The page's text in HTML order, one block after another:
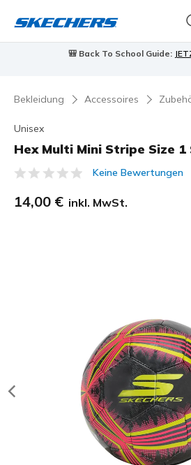
🎒 Back To School Guide:
Bekleidung Accessoires
Unisex
Hex Multi Mini Stripe Size 1
3,3 von 5 Kundenbewertungen
Keine Bewertungen
14,00 € inkl. MwSt.